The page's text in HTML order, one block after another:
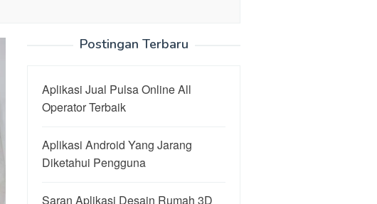
Postingan Terbaru
Aplikasi Jual Pulsa Online All
Operator Terbaik
Aplikasi Android Yang Jarang
Diketahui Pengguna
Saran Aplikasi Desain Rumah 3D